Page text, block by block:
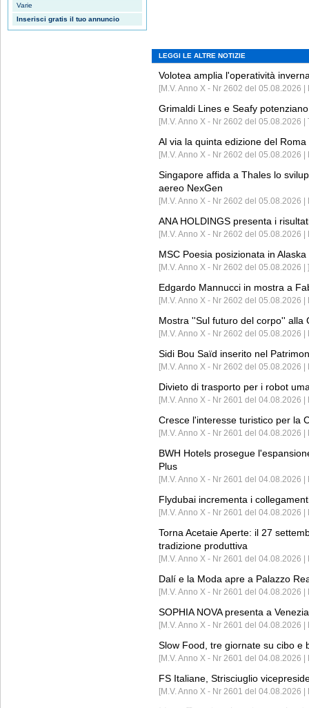
Varie
Inserisci gratis il tuo annuncio
LEGGI LE ALTRE NOTIZIE
Volotea amplia l'operatività
[M.V. Anno X - Nr 2602 del 05.08.2026 |
Grimaldi Lines e Seafy
[M.V. Anno X - Nr 2602 del 05.08.2026 |
Al via la quinta edizione del
[M.V. Anno X - Nr 2602 del 05.08.2026 |
Singapore affida a Thales lo
aereo NexGen
[M.V. Anno X - Nr 2602 del 05.08.2026
ANA HOLDINGS presenta i
[M.V. Anno X - Nr 2602 del 05.08.2026
MSC Poesia posizionata in
[M.V. Anno X - Nr 2602 del 05.08.2026 | ]
Edgardo Mannucci in mostra a
[M.V. Anno X - Nr 2602 del 05.08.2026 |
Mostra ''Sul futuro del corpo'' alla
[M.V. Anno X - Nr 2602 del 05.08.2026
Sidi Bou Saïd inserito nel
[M.V. Anno X - Nr 2602 del 05.08.2026
Divieto di trasporto per i robot
[M.V. Anno X - Nr 2601 del 04.08.2026
Cresce l'interesse turistico per la
[M.V. Anno X - Nr 2601 del 04.08.2026 |
BWH Hotels prosegue
Plus
[M.V. Anno X - Nr 2601 del 04.08.2026 |
Flydubai incrementa i
[M.V. Anno X - Nr 2601 del 04.08.2026 |
Torna Acetaie Aperte: il 27
tradizione produttiva
[M.V. Anno X - Nr 2601 del 04.08.2026 |
Dalí e la Moda apre a Palazzo
[M.V. Anno X - Nr 2601 del 04.08.2026 |
SOPHIA NOVA presenta a
[M.V. Anno X - Nr 2601 del 04.08.2026
Slow Food, tre giornate su cibo e
[M.V. Anno X - Nr 2601 del 04.08.2026 |
FS Italiane, Strisciuglio
[M.V. Anno X - Nr 2601 del 04.08.2026 |